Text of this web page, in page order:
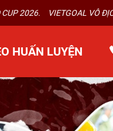
ĐỊCH GIẢI BÓNG ĐÁ
HUẤN LUYỆN